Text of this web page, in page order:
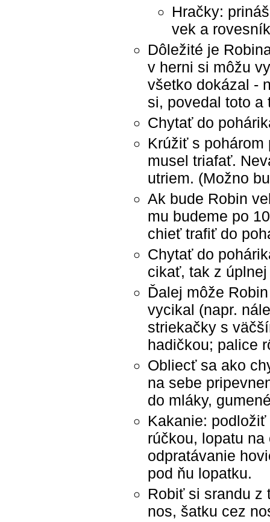
Hračky:
vek a
Dôležité je
v herni si môžu
všetko dokázal -
si, povedal toto a
Chytať do
Krúžiť s
musel triafať.
utriem. (Možno
Ak bude Robin
mu budeme po
chieť trafiť do
Chytať do
cikať, tak z
Ďalej môže
vycikal (napr.
striekačky s
hadičkou; palice
Obliecť sa ako
na sebe
do mláky,
Kakanie:
rúčkou, lopatu
odpratávanie
pod ňu lopatku.
Robiť si srandu z
nos, šatku cez